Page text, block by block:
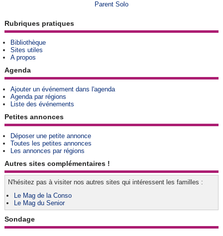
Parent Solo
Rubriques pratiques
Bibliothèque
Sites utiles
A propos
Agenda
Ajouter un événement dans l'agenda
Agenda par régions
Liste des événements
Petites annonces
Déposer une petite annonce
Toutes les petites annonces
Les annonces par régions
Autres sites complémentaires !
N'hésitez pas à visiter nos autres sites qui intéressent les familles :
Le Mag de la Conso
Le Mag du Senior
Sondage